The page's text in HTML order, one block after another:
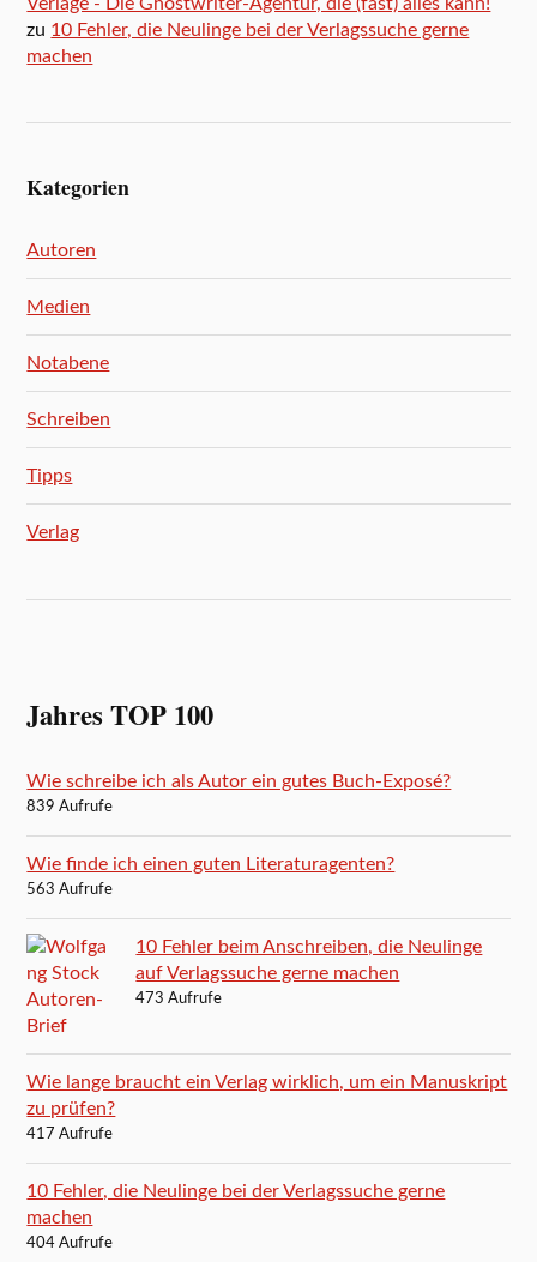
zu 10 Fehler, die Neulinge bei der Verlagssuche gerne
machen
Kategorien
Autoren
Medien
Notabene
Schreiben
Tipps
Verlag
Jahres TOP 100
Wie schreibe ich als Autor ein gutes Buch-Exposé?
839 Aufrufe
Wie finde ich einen guten Literaturagenten?
563 Aufrufe
10 Fehler beim Anschreiben, die Neulinge
auf Verlagssuche gerne machen
473 Aufrufe
Wie lange braucht ein Verlag wirklich, um ein Manuskript
zu prüfen?
417 Aufrufe
10 Fehler, die Neulinge bei der Verlagssuche gerne
machen
404 Aufrufe